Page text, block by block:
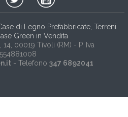
di Legno Prefabbricate, Terreni
Green in Vendita
14 , 00019 Tivoli (RM) - P. Iva
- Telefono 347 6892041